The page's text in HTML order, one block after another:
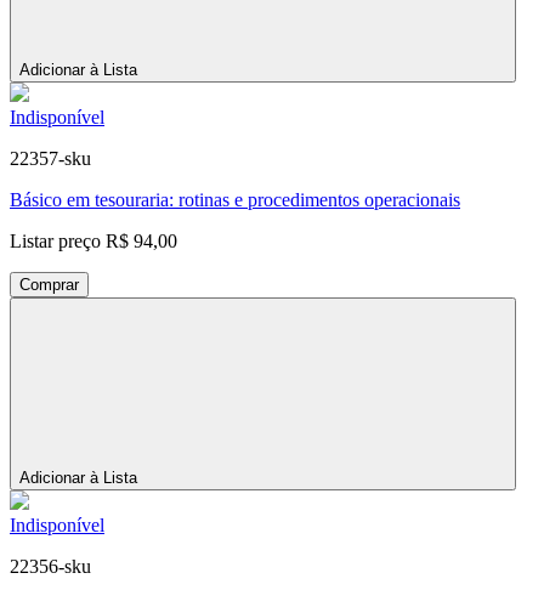
Adicionar à Lista
Indisponível
22357-sku
Básico em tesouraria: rotinas e procedimentos operacionais
Listar preço R$ 94,00
Comprar
Adicionar à Lista
Indisponível
22356-sku